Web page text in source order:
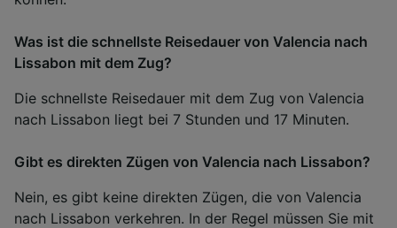
Was ist die schnellste Reisedauer von Valencia nach
Lissabon mit dem Zug?
Die schnellste Reisedauer mit dem Zug von Valencia
nach Lissabon liegt bei 7 Stunden und 17 Minuten.
Gibt es direkten Zügen von Valencia nach Lissabon?
Nein, es gibt keine direkten Zügen, die von Valencia
nach Lissabon verkehren. In der Regel müssen Sie mit